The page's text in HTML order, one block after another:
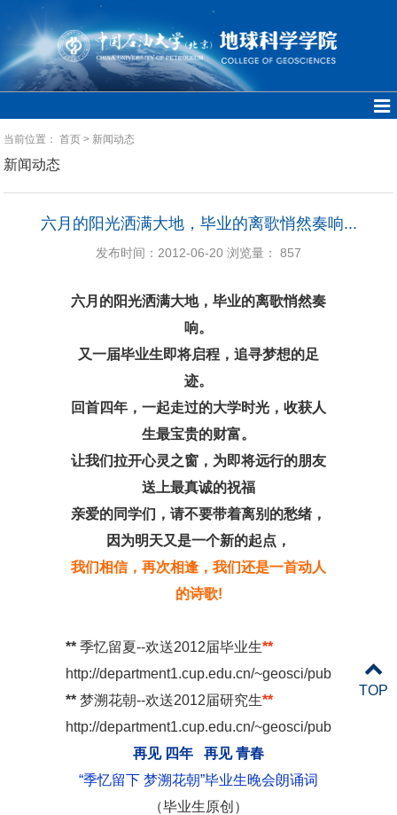
当前位置：首页 > 新闻动态
新闻动态
六月的阳光洒满大地，毕业的离歌悄然奏响...
发布时间：2012-06-20 浏览量： 857
六月的阳光洒满大地，毕业的离歌悄然奏
响。
又一届毕业生即将启程，追寻梦想的足
迹。
回首四年，一起走过的大学时光，收获人
生最宝贵的财富。
让我们拉开心灵之窗，为即将远行的朋友
送上最真诚的祝福
亲爱的同学们，请不要带着离别的愁绪，
因为明天又是一个新的起点，
我们相信，再次相逢，我们还是一首动人
的诗歌!
** 季忆留夏--欢送2012届毕业生**
http://department1.cup.edu.cn/~geosci/pub/geosci/
** 梦溯花朝--欢送2012届研究生**
http://department1.cup.edu.cn/~geosci/pub/geosci/
再见 四年 再见 青春
“季忆留下 梦溯花朝”毕业生晚会朗诵词
（毕业生原创）
TOP